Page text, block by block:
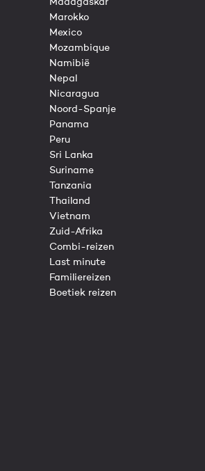
Madagaskar
Marokko
Mexico
Mozambique
Namibië
Nepal
Nicaragua
Noord-Spanje
Panama
Peru
Sri Lanka
Suriname
Tanzania
Thailand
Vietnam
Zuid-Afrika
Combi-reizen
Last minute
Familiereizen
Boetiek reizen